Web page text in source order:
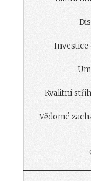
Investice
Kvalitní
Vědomé